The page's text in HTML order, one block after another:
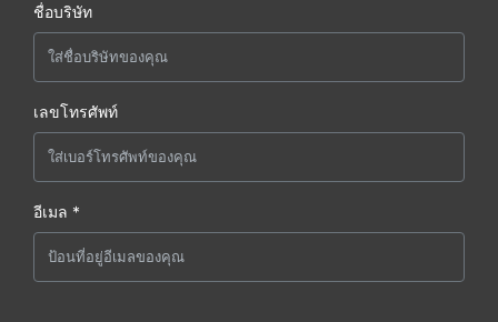
ชื่อบริษัท
เลขโทรศัพท์
อีเมล *